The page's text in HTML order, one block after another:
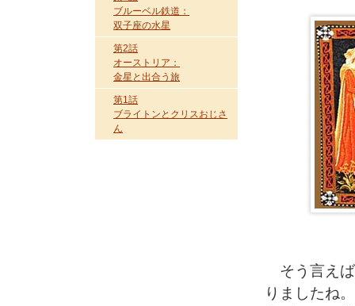
ブルーベル鉄道：
双子座の水星
第2話
オーストリア：
金星と出合う旅
第1話
ブライトンとクリスおじさ
ん
そう言えば
りましたね